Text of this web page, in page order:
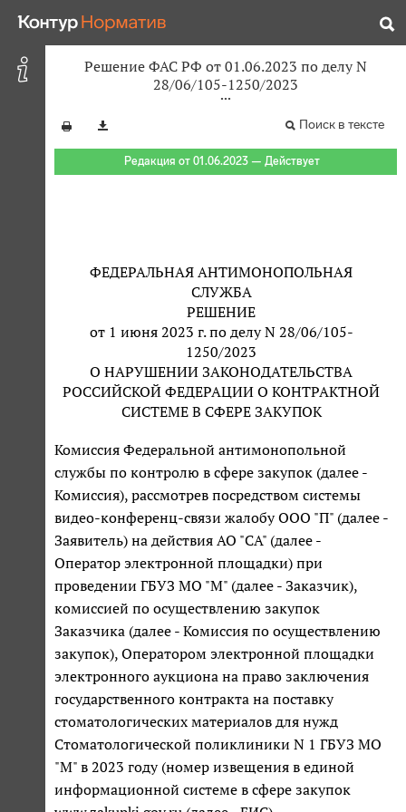
Решение ФАС РФ от 01.06.2023 по делу N
28/06/105-1250/2023
Поиск в тексте
Редакция от 01.06.2023 — Действует
ФЕДЕРАЛЬНАЯ АНТИМОНОПОЛЬНАЯ
СЛУЖБА
РЕШЕНИЕ
от 1 июня 2023 г. по делу N 28/06/105-
1250/2023
О НАРУШЕНИИ ЗАКОНОДАТЕЛЬСТВА
РОССИЙСКОЙ ФЕДЕРАЦИИ О КОНТРАКТНОЙ
СИСТЕМЕ В СФЕРЕ ЗАКУПОК
Комиссия Федеральной антимонопольной
службы по контролю в сфере закупок (далее -
Комиссия), рассмотрев посредством системы
видео-конференц-связи жалобу ООО "П" (далее -
Заявитель) на действия АО "СА" (далее -
Оператор электронной площадки) при
проведении ГБУЗ МО "М" (далее - Заказчик),
комиссией по осуществлению закупок
Заказчика (далее - Комиссия по осуществлению
закупок), Оператором электронной площадки
электронного аукциона на право заключения
государственного контракта на поставку
стоматологических материалов для нужд
Стоматологической поликлиники N 1 ГБУЗ МО
"М" в 2023 году (номер извещения в единой
информационной системе в сфере закупок